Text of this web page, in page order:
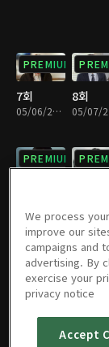
PREMIUM
7회
05/06/2025 • 34분
8회
PREMIUM
PREMIUM
19회
05/22/2025 • 36분
20회
We process
improve our
campaigns and
advertising. By
exercise your
privacy notice
Accept